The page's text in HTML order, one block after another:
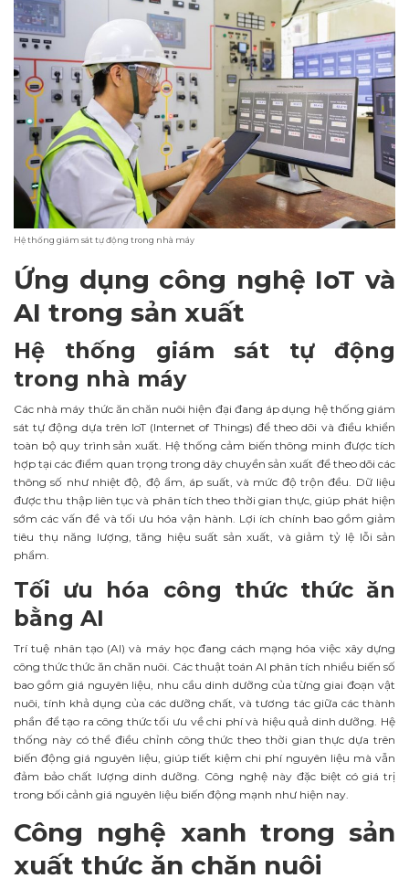
Hệ thống giám sát tự động trong nhà máy
Ứng dụng công nghệ IoT và
AI trong sản xuất
Hệ thống giám sát tự động
trong nhà máy
Các nhà máy thức ăn chăn nuôi hiện đại đang áp dụng hệ thống giám
sát tự động dựa trên IoT (Internet of Things) để theo dõi và điều khiển
toàn bộ quy trình sản xuất. Hệ thống cảm biến thông minh được tích
hợp tại các điểm quan trọng trong dây chuyền sản xuất để theo dõi các
thông số như nhiệt độ, độ ẩm, áp suất, và mức độ trộn đều. Dữ liệu
được thu thập liên tục và phân tích theo thời gian thực, giúp phát hiện
sớm các vấn đề và tối ưu hóa vận hành. Lợi ích chính bao gồm giảm
tiêu thụ năng lượng, tăng hiệu suất sản xuất, và giảm tỷ lệ lỗi sản
phẩm.
Tối ưu hóa công thức thức ăn
bằng AI
Trí tuệ nhân tạo (AI) và máy học đang cách mạng hóa việc xây dựng
công thức thức ăn chăn nuôi. Các thuật toán AI phân tích nhiều biến số
bao gồm giá nguyên liệu, nhu cầu dinh dưỡng của từng giai đoạn vật
nuôi, tính khả dụng của các dưỡng chất, và tương tác giữa các thành
phần để tạo ra công thức tối ưu về chi phí và hiệu quả dinh dưỡng. Hệ
thống này có thể điều chỉnh công thức theo thời gian thực dựa trên
biến động giá nguyên liệu, giúp tiết kiệm chi phí nguyên liệu mà vẫn
đảm bảo chất lượng dinh dưỡng. Công nghệ này đặc biệt có giá trị
trong bối cảnh giá nguyên liệu biến động mạnh như hiện nay.
Công nghệ xanh trong sản
xuất thức ăn chăn nuôi